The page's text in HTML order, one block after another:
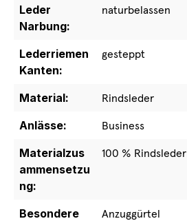
Leder
Narbung:
naturbelassen
Lederriemen
Kanten:
gesteppt
Material:
Rindsleder
Anlässe:
Business
Materialzus
ammensetzu
ng:
100 % Rindsleder
Besondere
Anzuggürtel